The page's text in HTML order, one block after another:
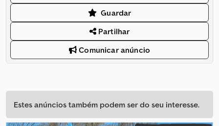
Guardar
Partilhar
Comunicar anúncio
Estes anúncios também podem ser do seu interesse.